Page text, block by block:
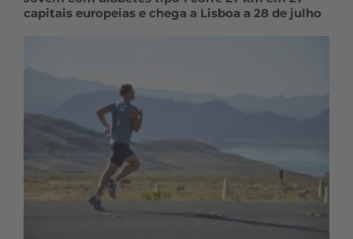
capitais europeias e chega a Lisboa a 28 de julho